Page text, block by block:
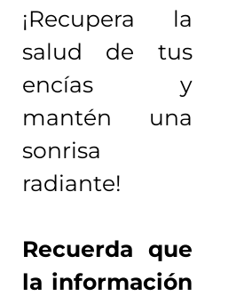
¡Recupera la
salud de tus
encías y
mantén una
sonrisa
radiante!
Recuerda que
la información